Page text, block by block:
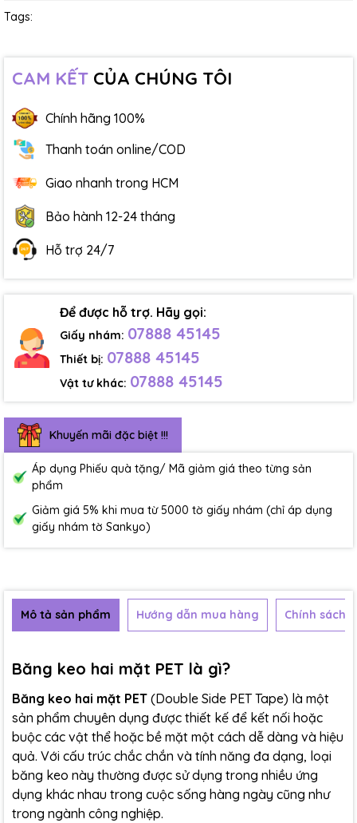
Tags:
CAM KẾT CỦA CHÚNG TÔI
Chính hãng 100%
Thanh toán online/COD
Giao nhanh trong HCM
Bảo hành 12-24 tháng
Hỗ trợ 24/7
Để được hỗ trợ. Hãy gọi:
Giấy nhám: 07888 45145
Thiết bị: 07888 45145
Vật tư khác: 07888 45145
Khuyến mãi đặc biệt !!!
Áp dụng Phiếu quà tặng/ Mã giảm giá theo từng sản
phẩm
Giảm giá 5% khi mua từ 5000 tờ giấy nhám (chỉ áp dụng
giấy nhám tờ Sankyo)
Mô tả sản phẩm Hướng dẫn mua hàng Chính sách
Băng keo hai mặt PET là gì?
Băng keo hai mặt PET (Double Side PET Tape) là một
sản phẩm chuyên dụng được thiết kế để kết nối hoặc
buộc các vật thể hoặc bề mặt một cách dễ dàng và hiệu
quả. Với cấu trúc chắc chắn và tính năng đa dạng, loại
băng keo này thường được sử dụng trong nhiều ứng
dụng khác nhau trong cuộc sống hàng ngày cũng như
trong ngành công nghiệp.